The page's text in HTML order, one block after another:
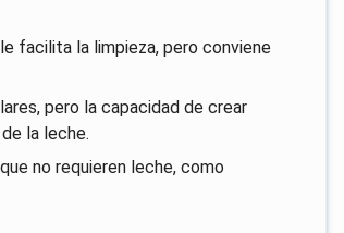
facilita la limpieza, pero conviene
pero la capacidad de crear
la leche.
no requieren leche, como